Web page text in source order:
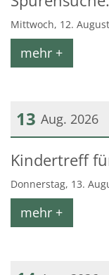
Mittwoch, 12.
mehr +
13 Aug. 2026
Datum: 13.
Kindertreff
Donnerstag, 13.
mehr +